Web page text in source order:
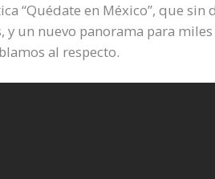
“Quédate en México”, que
y un nuevo panorama para
al respecto.